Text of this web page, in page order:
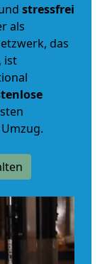
stressfrei
als
das
ist